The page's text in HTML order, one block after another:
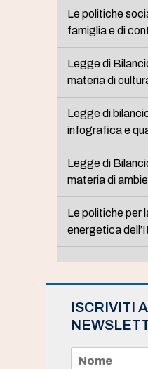
Le politiche
famiglia e di
Legge di
materia di
Legge di
infografica e
Legge di
materia di
Le politiche per
energetica
ISCRIVITI